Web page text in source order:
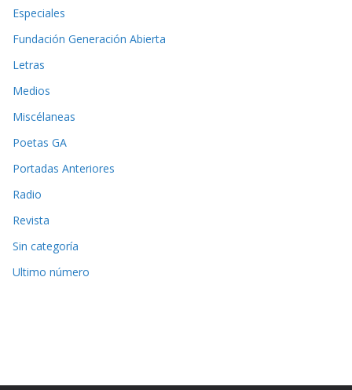
Especiales
Fundación Generación Abierta
Letras
Medios
Miscélaneas
Poetas GA
Portadas Anteriores
Radio
Revista
Sin categoría
Ultimo número